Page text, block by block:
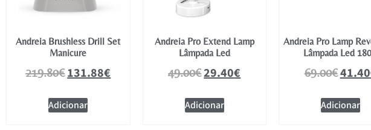
Andreia Brushless Drill Set
Manicure
219.80€131.88€
Adicionar
Andreia Pro Extend Lamp
Lâmpada Led
49.00€29.40€
Adicionar
Andreia Pro Lamp
Lâmpada Led
69.00€41.40
Adicionar